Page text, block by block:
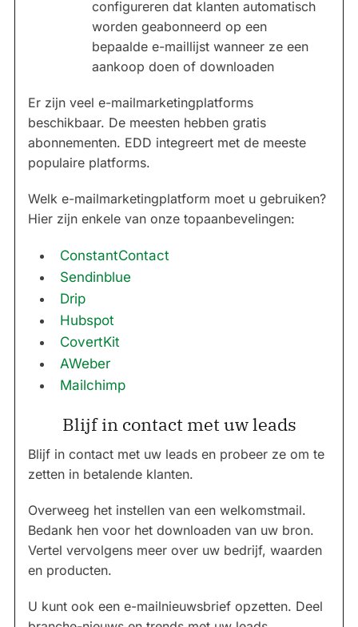
configureren dat klanten automatisch
worden geabonneerd op een
bepaalde e-maillijst wanneer ze een
aankoop doen of downloaden
Er zijn veel e-mailmarketingplatforms
beschikbaar. De meesten hebben gratis
abonnementen. EDD integreert met de meeste
populaire platforms.
Welk e-mailmarketingplatform moet u gebruiken?
Hier zijn enkele van onze topaanbevelingen:
ConstantContact
Sendinblue
Drip
Hubspot
CovertKit
AWeber
Mailchimp
Blijf in contact met uw leads
Blijf in contact met uw leads en probeer ze om te
zetten in betalende klanten.
Overweeg het instellen van een welkomstmail.
Bedank hen voor het downloaden van uw bron.
Vertel vervolgens meer over uw bedrijf, waarden
en producten.
U kunt ook een e-mailnieuwsbrief opzetten. Deel